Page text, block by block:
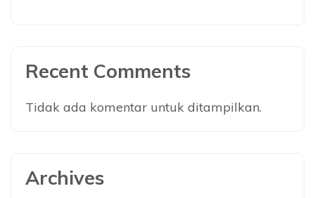
Recent Comments
Tidak ada komentar untuk ditampilkan.
Archives